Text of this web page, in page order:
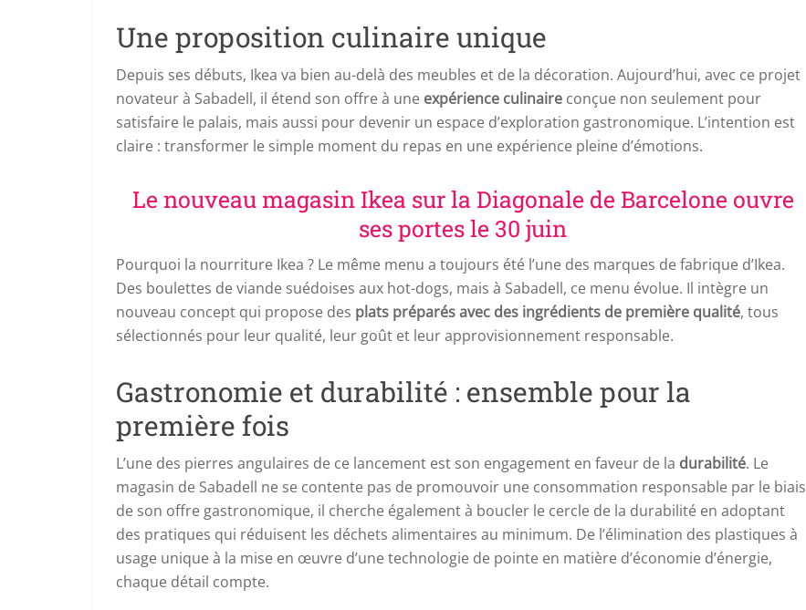
Une proposition culinaire unique
Depuis ses débuts, Ikea va bien au-delà des meubles et de la décoration. Aujourd’hui, avec ce projet
novateur à Sabadell, il étend son offre à une expérience culinaire conçue non seulement pour
satisfaire le palais, mais aussi pour devenir un espace d’exploration gastronomique. L’intention est
claire : transformer le simple moment du repas en une expérience pleine d’émotions.
Le nouveau magasin Ikea sur la Diagonale de Barcelone ouvre
ses portes le 30 juin
Pourquoi la nourriture Ikea ? Le même menu a toujours été l’une des marques de fabrique d’Ikea.
Des boulettes de viande suédoises aux hot-dogs, mais à Sabadell, ce menu évolue. Il intègre un
nouveau concept qui propose des plats préparés avec des ingrédients de première qualité, tous
sélectionnés pour leur qualité, leur goût et leur approvisionnement responsable.
Gastronomie et durabilité : ensemble pour la
première fois
L’une des pierres angulaires de ce lancement est son engagement en faveur de la durabilité. Le
magasin de Sabadell ne se contente pas de promouvoir une consommation responsable par le biais
de son offre gastronomique, il cherche également à boucler le cercle de la durabilité en adoptant
des pratiques qui réduisent les déchets alimentaires au minimum. De l’élimination des plastiques à
usage unique à la mise en œuvre d’une technologie de pointe en matière d’économie d’énergie,
chaque détail compte.